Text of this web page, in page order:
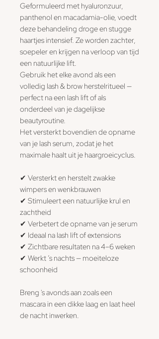
Geformuleerd met hyaluronzuur,
panthenol en macadamia-olie, voedt
deze behandeling droge en stugge
haartjes intensief. Ze worden zachter,
soepeler en krijgen na verloop van tijd
een natuurlijke lift.
Gebruik het elke avond als een
volledig lash & brow herstelritueel —
perfect na een lash lift of als
onderdeel van je dagelijkse
beautyroutine.
Het versterkt bovendien de opname
van je lash serum, zodat je het
maximale haalt uit je haargroeicyclus.
✔ Versterkt en herstelt zwakke
wimpers en wenkbrauwen
✔ Stimuleert een natuurlijke krul en
zachtheid
✔ Verbetert de opname van je serum
✔ Ideaal na lash lift of extensions
✔ Zichtbare resultaten na 4–6 weken
✔ Werkt ’s nachts — moeiteloze
schoonheid
Breng 's avonds aan zoals een
mascara in een dikke laag en laat heel
de nacht inwerken.